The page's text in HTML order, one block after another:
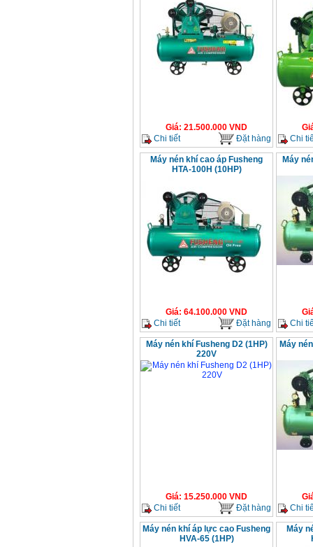
Giá: 21.500.000 VND
Chi tiết
Đặt hàng
Chi
Máy nén khí cao áp Fusheng
HTA-100H (10HP)
Giá: 64.100.000 VND
Chi tiết
Đặt hàng
Máy
Chi
Máy nén khí Fusheng D2 (1HP)
220V
Giá: 15.250.000 VND
Chi tiết
Đặt hàng
Máy
Chi
Máy nén khí áp lực cao Fusheng
HVA-65 (1HP)
Máy